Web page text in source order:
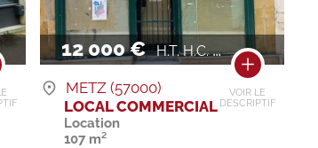
12 000 € H.T. H.C. / AN
VOIR LE
DESCRIPTIF
METZ (57000)
LOCAL COMMERCIAL
Location
107 m²